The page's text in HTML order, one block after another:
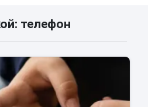
телефон